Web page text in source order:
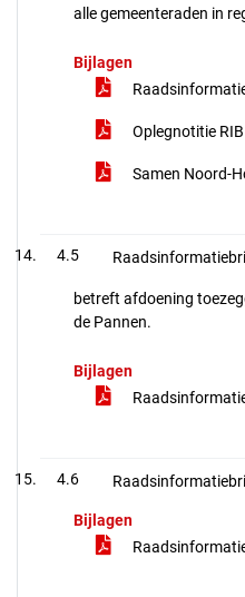
alle gemeenteraden in
Bijlagen
Oplegnotitie RIB
Samen Noord-
4.5
betreft afdoening
de Pannen.
Bijlagen
4.6
Bijlagen